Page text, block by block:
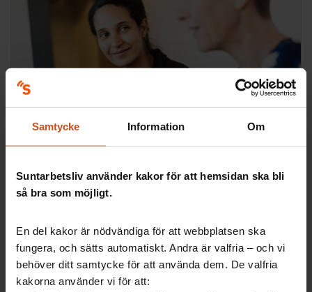
Samtycke Information Om
Suntarbetsliv använder kakor för att hemsidan ska bli
så bra som möjligt.
En del kakor är nödvändiga för att webbplatsen ska
fungera, och sätts automatiskt. Andra är valfria – och vi
behöver ditt samtycke för att använda dem. De valfria
kakorna använder vi för att:
Så gör andra
Vad är rehabilitering?
Anpassning och rehabilitering
2025-10-30